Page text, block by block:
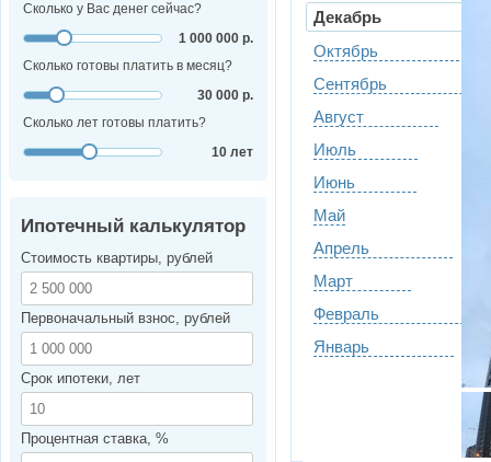
Декабрь
Октябрь
Сентябрь
Август
Июль
Июнь
Май
Апрель
Март
Февраль
Январь
Сколько у Вас денег сейчас?
1 000 000 р.
Сколько готовы платить в месяц?
30 000 р.
Сколько лет готовы платить?
10 лет
Ипотечный калькулятор
Стоимость квартиры, рублей
Первоначальный взнос, рублей
Срок ипотеки, лет
Процентная ставка, %